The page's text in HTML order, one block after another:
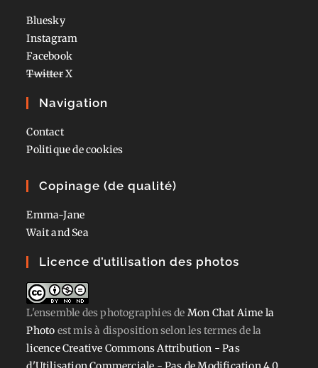
Bluesky
Instagram
Facebook
TwitterX
Navigation
Contact
Politique de cookies
Copinage (de qualité)
Emma-Jane
Wait and Sea
Licence d’utilisation des photos
L'ensemble des photographiesde Mon Chat Aime la
Photo est mis à disposition selon les termes de la
licence Creative Commons Attribution - Pas